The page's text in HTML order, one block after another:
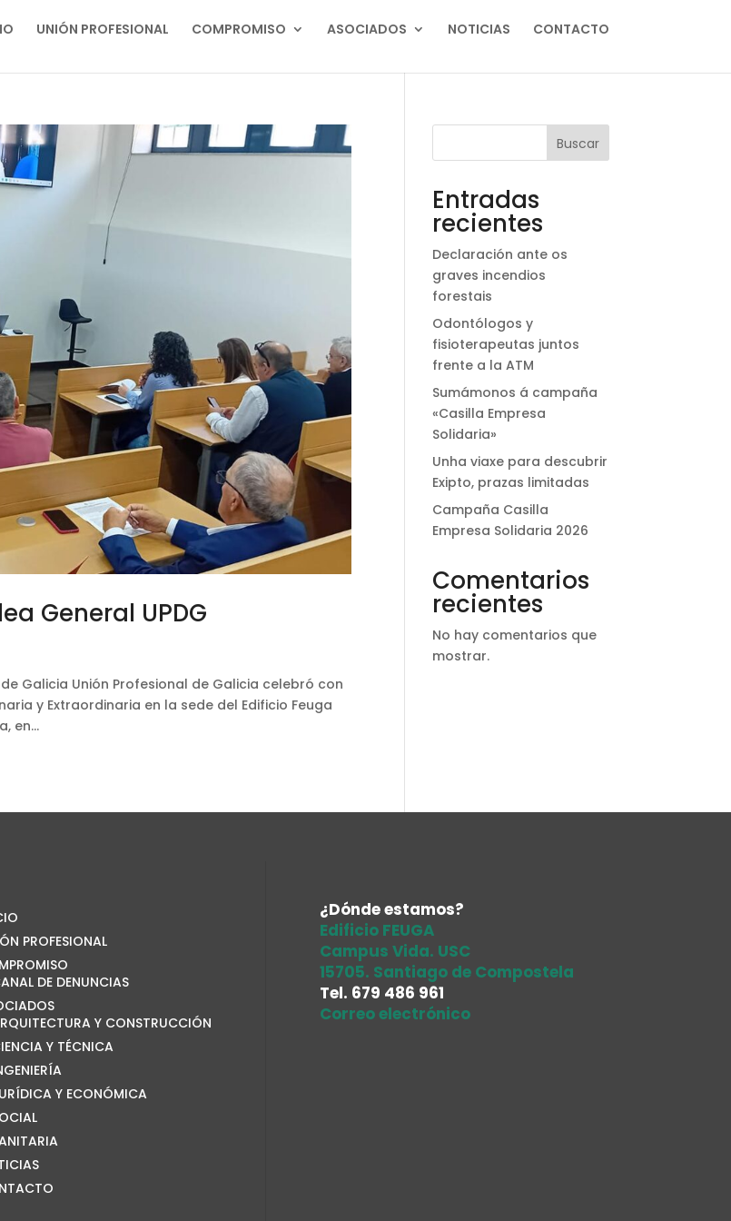
UNIÓN PROFESIONAL COMPROMISO ASOCIADOS NOTICIAS CONTACTO
General UPDG
Galicia Unión Profesional de Galicia celebró con
y Extraordinaria en la sede del Edificio Feuga
en...
Buscar
Entradas
recientes
Declaración ante os
graves incendios
forestais
Odontólogos y
fisioterapeutas juntos
frente a la ATM
Sumámonos á campaña
«Casilla Empresa
Solidaria»
Unha viaxe para descubrir
Exipto, prazas limitadas
Campaña Casilla
Empresa Solidaria 2026
Comentarios
recientes
No hay comentarios que
mostrar.
PROFESIONAL
DE DENUNCIAS
Y CONSTRUCCIÓN
Y TÉCNICA
Y ECONÓMICA
¿Dónde estamos?
Edificio FEUGA
Campus Vida. USC
15705. Santiago de Compostela
Tel. 679 486 961
Correo electrónico